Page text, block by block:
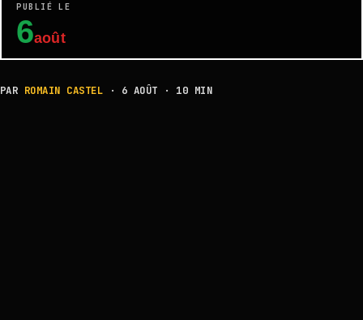
PUBLIÉ LE
6août
PAR ROMAIN CASTEL · 6 AOÛT · 10 MIN